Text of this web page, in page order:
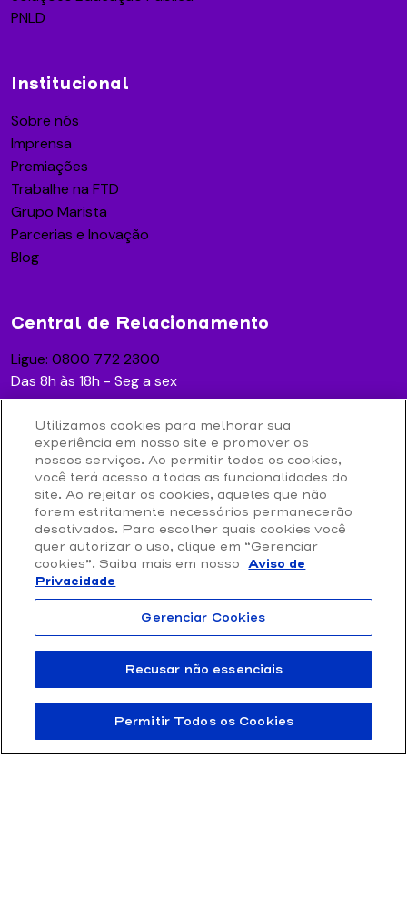
PNLD
Institucional
Sobre nós
Imprensa
Premiações
Trabalhe na FTD
Grupo Marista
Parcerias e Inovação
Blog
Central de Relacionamento
Ligue: 0800 772 2300
Das 8h às 18h - Seg a sex
Acesse
Contato
Loja Online
Privacidade e Proteção de Dados
Termos de Uso
Utilizamos cookies para melhorar sua
experiência em nosso site e promover os
nossos serviços. Ao permitir todos os cookies,
você terá acesso a todas as funcionalidades do
site. Ao rejeitar os cookies, aqueles que não
forem estritamente necessários permanecerão
desativados. Para escolher quais cookies você
quer autorizar o uso, clique em “Gerenciar
cookies”. Saiba mais em nosso
Aviso de
Privacidade
Gerenciar Cookies
Recusar não essenciais
Permitir Todos os Cookies